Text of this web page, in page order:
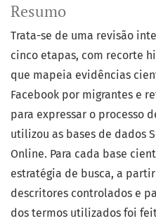
Resumo
Trata-se de uma revisão
cinco etapas, com recorte
que mapeia evidências
Facebook por migrantes e
para expressar o processo
utilizou as bases de dados
Online. Para cada base
estratégia de busca, a
descritores controlados e
dos termos utilizados foi